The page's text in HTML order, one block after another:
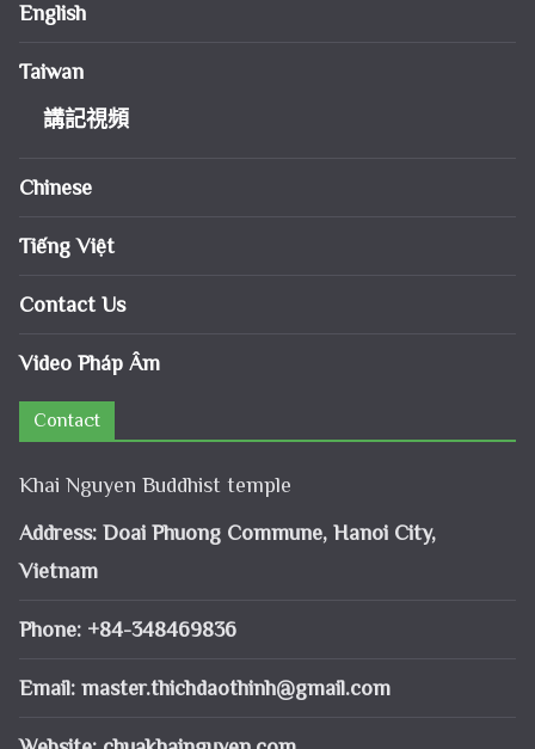
English
Taiwan
講記視頻
Chinese
Tiếng Việt
Contact Us
Video Pháp Âm
Contact
Khai Nguyen Buddhist temple
Address: Doai Phuong Commune, Hanoi City,
Vietnam
Phone: +84-348469836
Email: master.thichdaothinh@gmail.com